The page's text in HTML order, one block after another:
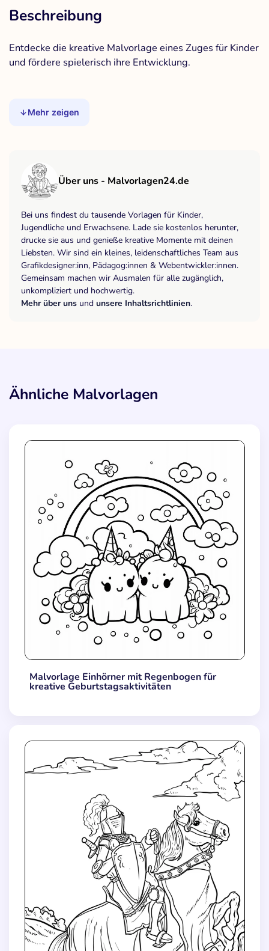
Beschreibung
Entdecke die kreative Malvorlage eines Zuges für Kinder
und fördere spielerisch ihre Entwicklung.
Mehr zeigen
Über uns - Malvorlagen24.de
Bei uns findest du tausende Vorlagen für Kinder,
Jugendliche und Erwachsene. Lade sie kostenlos herunter,
drucke sie aus und genieße kreative Momente mit deinen
Liebsten. Wir sind ein kleines, leidenschaftliches Team aus
Grafikdesigner:inn, Pädagog:innen & Webentwickler:innen.
Gemeinsam machen wir Ausmalen für alle zugänglich,
unkompliziert und hochwertig.
Mehr über uns und unsere Inhaltsrichtlinien.
Ähnliche Malvorlagen
Malvorlage Einhörner mit Regenbogen für
kreative Geburtstagsaktivitäten